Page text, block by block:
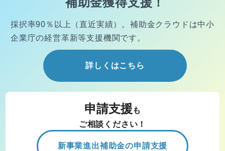
採択率90％以上（直近実績）。 補助金クラウドは中小
企業庁の経営革新等支援機関です。
詳しくはこちら
申請支援 も
ご相談ください！
新事業進出補助金の申請支援